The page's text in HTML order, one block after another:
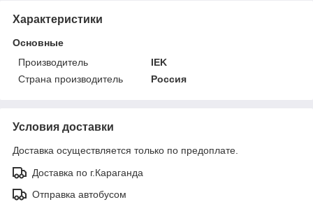
Характеристики
Основные
Производитель
IEK
Страна производитель
Россия
Условия доставки
Доставка осуществляется только по предоплате.
Доставка по г.Караганда
Отправка автобусом